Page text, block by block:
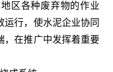
区各种废弃物的作业
运行，使水泥企业协同
，在推广中发挥着重要